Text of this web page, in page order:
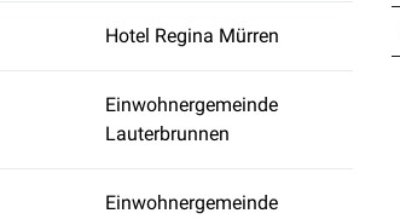
Hotel Regina Mürren
Einwohnergemeinde
Lauterbrunnen
Einwohnergemeinde